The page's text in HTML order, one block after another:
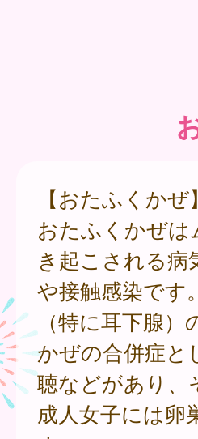
【おたふくかぜ】
おたふくかぜ
き起こされる病
や接触感染です
（特に耳下腺
かぜの合併症と
聴などがあり、
成人女子には卵